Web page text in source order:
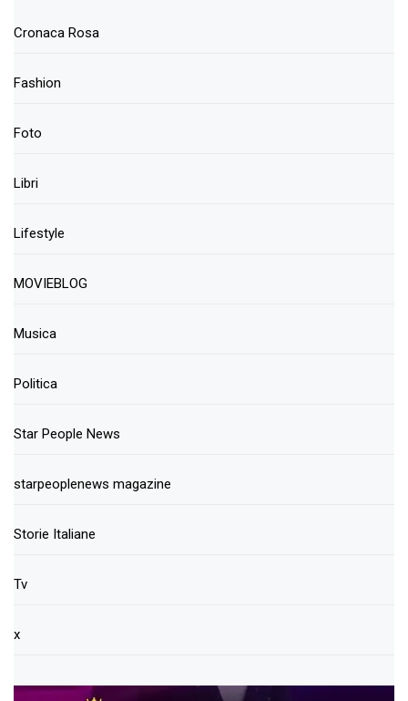
Cronaca Rosa
Fashion
Foto
Libri
Lifestyle
MOVIEBLOG
Musica
Politica
Star People News
starpeoplenews magazine
Storie Italiane
Tv
x